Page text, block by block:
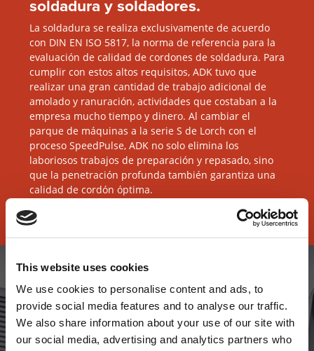
This website uses cookies
We use cookies to personalise content and ads, to
provide social media features and to analyse our traffic.
We also share information about your use of our site with
our social media, advertising and analytics partners who
soldadura y soldadores.
La soldadura se realiza exclusivamente de acuerdo
con DIN EN ISO 5817, la norma de referencia para la
evaluación de calidad de cordones de soldadura. Para
cumplir con estos altos requisitos, ADK tuvo que
realizar una gran cantidad de trabajo adicional de
amolado y ranuración, actividades que costaban a la
empresa mucho tiempo y dinero. Al cambiar el
parque de máquinas a la serie S de Lorch con el
proceso SpeedPulse, ADK no solo elimina los
laboriosos trabajos de preparación y repasado, sino
que la penetración profunda también garantiza una
calidad de cordón óptima.